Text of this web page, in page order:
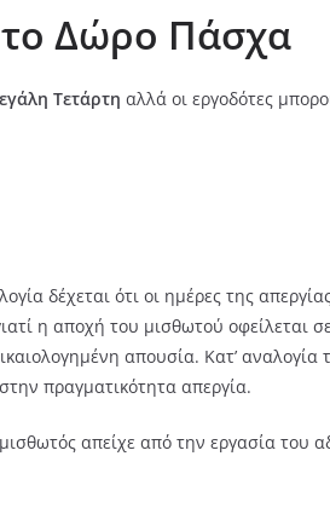
το Δώρο Πάσχα
Τετάρτη αλλά οι εργοδότες
δέχεται ότι οι ημέρες της
η αποχή του μισθωτού οφείλεται
απουσία. Κατ’ αναλογία
πραγματικότητα απεργία.
απείχε από την εργασία του